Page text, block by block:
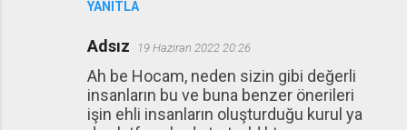
YANITLA
Adsız 19 Haziran 2022 20:26
Ah be Hocam, neden sizin gibi değerli
insanların bu ve buna benzer önerileri
işin ehli insanların oluşturduğu kurul ya